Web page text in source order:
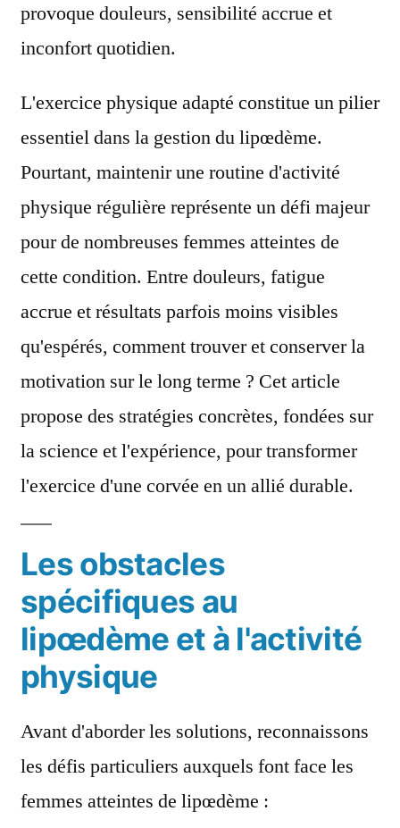
provoque douleurs, sensibilité accrue et
inconfort quotidien.
L'exercice physique adapté constitue un pilier
essentiel dans la gestion du lipœdème.
Pourtant, maintenir une routine d'activité
physique régulière représente un défi majeur
pour de nombreuses femmes atteintes de
cette condition. Entre douleurs, fatigue
accrue et résultats parfois moins visibles
qu'espérés, comment trouver et conserver la
motivation sur le long terme ? Cet article
propose des stratégies concrètes, fondées sur
la science et l'expérience, pour transformer
l'exercice d'une corvée en un allié durable.
Les obstacles
spécifiques au
lipœdème et à l'activité
physique
Avant d'aborder les solutions, reconnaissons
les défis particuliers auxquels font face les
femmes atteintes de lipœdème :